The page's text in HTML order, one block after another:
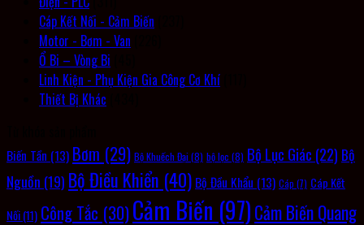
Cáp Kết Nối - Cảm Biến
Motor - Bơm - Van
Ổ Bi – Vòng Bi
Linh Kiện - Phụ Kiện Gia Công Cơ Khí
Thiết Bị Khác
Biến Tần (13) Bơm (29) Bộ Khuếch Đại (8) bộ lọc (8) Bộ Lục Giác (22) Bộ
Nguồn (19) Bộ Điều Khiển (40) Bộ Đầu Khẩu (13) Cáp (7) Cáp Kết
Nối(11) Công Tắc (30)Cảm Biến (97)Cảm Biến Quang